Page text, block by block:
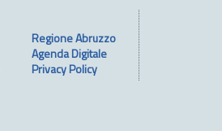
Regione Abruzzo
Agenda Digitale
Privacy Policy